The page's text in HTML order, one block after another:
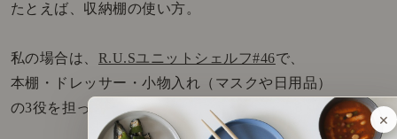
たとえば、収納棚の使い方。
私の場合は、 R.U.Sユニットシェルフ#46で、
本棚・ドレッサー・小物入れ（マスクや日用品）
の3役を担っています。
×